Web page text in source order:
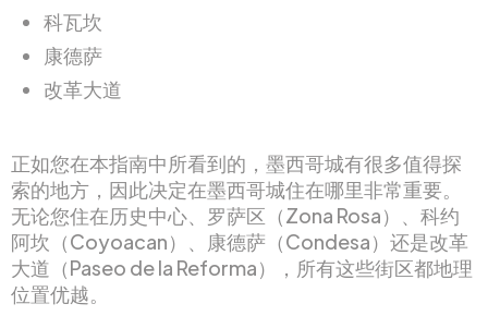
科瓦坎
康德萨
改革大道
正如您在本指南中所看到的，墨西哥城有很多值得探
索的地方，因此决定在墨西哥城住在哪里非常重要。
无论您住在历史中心、罗萨区（Zona Rosa）、科约
阿坎（Coyoacan）、康德萨（Condesa）还是改革
大道（Paseo de la Reforma），所有这些街区都地理
位置优越。